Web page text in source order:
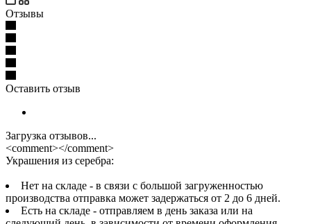
Отзывы
Оставить отзыв
Загрузка отзывов...
<comment></comment>
Украшения из серебра:
Нет на складе - в связи с большой загруженностью
производства отправка может задержаться от 2 до 6 дней.
Есть на складе - отправляем в день заказа или на